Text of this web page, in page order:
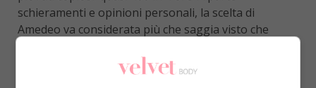
schieramenti e opinioni personali, la scelta di
Amedeo va considerata più che saggia visto che
migliore per superare stress e delusioni
(soprattutto quelle d’amore)